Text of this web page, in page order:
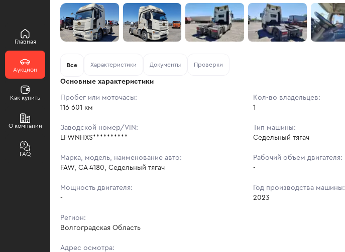
Главная
Аукцион
Как купить
О компании
FAQ
Все Характеристики Документы Проверки
Основные характеристики
Пробег или моточасы:
116 601 км
Кол-во владельцев:
1
Заводской номер/VIN:
LFWNHXS**********
Тип машины:
Седельный тягач
Марка, модель, наименование авто:
FAW, CA 4180, Седельный тягач
Рабочий объем двигателя:
-
Мощность двигателя:
-
Год производства машины:
2023
Регион:
Волгоградская Область
Адрес осмотра: